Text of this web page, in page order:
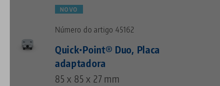
NOVO
Número do artigo 45162
Quick•Point® Duo, Placa
adaptadora
85 x 85 x 27 mm